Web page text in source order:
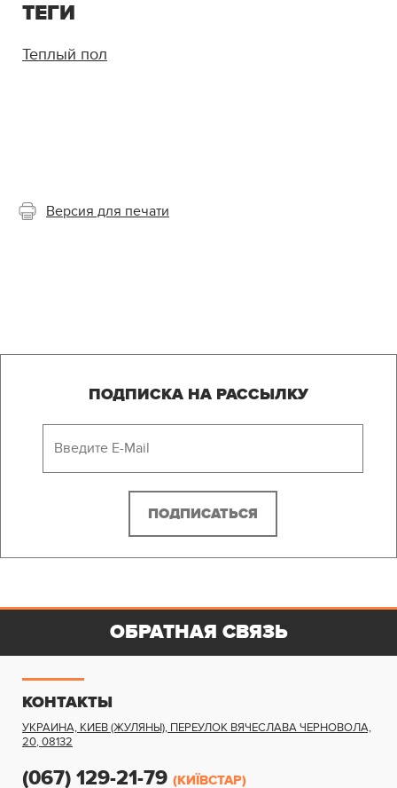
ТЕГИ
Теплый пол
Версия для печати
ПОДПИСКА НА РАССЫЛКУ
КОНТАКТЫ
УКРАИНА, КИЕВ (ЖУЛЯНЫ), ПЕРЕУЛОК ВЯЧЕСЛАВА ЧЕРНОВОЛА,
20,08132
(067) 129-21-79 (КИЇВСТАР)
ОБРАТНАЯ СВЯЗЬ